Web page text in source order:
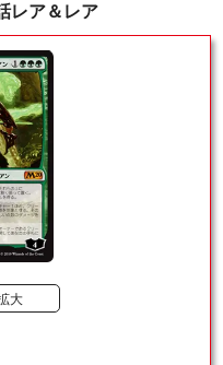
レア＆レア
大